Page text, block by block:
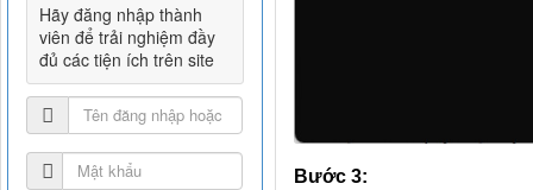
Bước 3:
Hãy đăng nhập thành
viên để trải nghiệm đầy
đủ các tiện ích trên site